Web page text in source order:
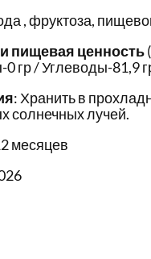
, фруктоза,
пищевая ценность
гр / Углеводы-81,9
: Хранить в
солнечных лучей.
месяцев